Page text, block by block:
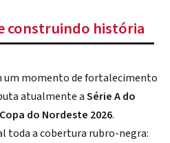
construindo história
um momento de fortalecimento
atualmente aSérie A do
Copa do Nordeste 2026.
toda a cobertura rubro-negra: